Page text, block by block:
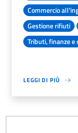
Commercio
Gestione rifiuti
Tributi, finanze
LEGGI DI PIÙ